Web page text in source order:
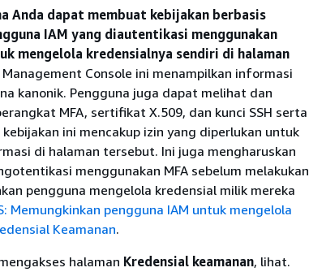
Anda dapat membuat kebijakan berbasis
IAM yang diautentikasi menggunakan
mengelola kredensialnya sendiri di halaman
Management Console ini menampilkan informasi
kanonik. Pengguna juga dapat melihat dan
MFA, sertifikat X.509, dan kunci SSH serta
ini mencakup izin yang diperlukan untuk
di halaman tersebut. Ini juga mengharuskan
menggunakan MFA sebelum melakukan
pengguna mengelola kredensial milik mereka
Memungkinkan pengguna IAM untuk mengelola
Keamanan.
halaman Kredensial keamanan, lihat.